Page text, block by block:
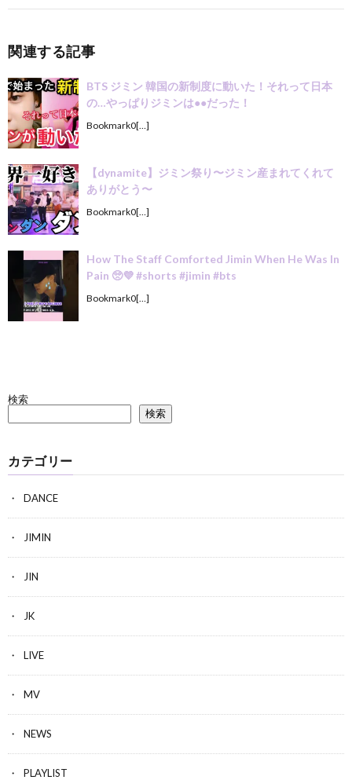
関連する記事
BTS ジミン 韓国の新制度に動いた！それって日本
の…やっぱりジミンは●●だった！
Bookmark0[…]
【dynamite】ジミン祭り〜ジミン産まれてくれて
ありがとう〜
Bookmark0[…]
How The Staff Comforted Jimin When He Was In
Pain 🥺💜 #shorts #jimin #bts
Bookmark0[…]
検索
検索
カテゴリー
DANCE
JIMIN
JIN
JK
LIVE
MV
NEWS
PLAYLIST